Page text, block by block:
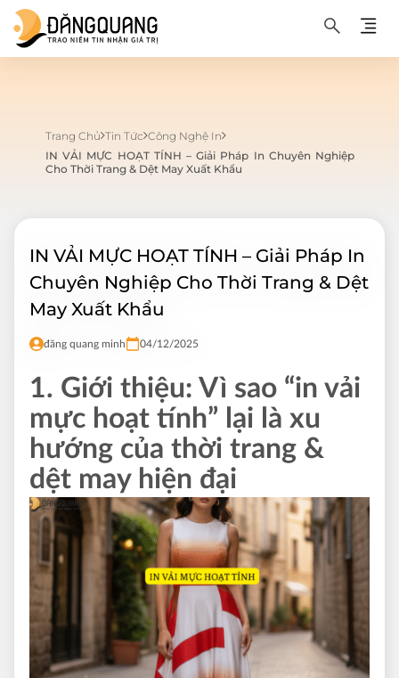
Trang Chủ Tin Tức Công Nghệ In
IN VẢI MỰC HOẠT TÍNH – Giải Pháp In Chuyên Nghiệp
Cho Thời Trang & Dệt May Xuất Khẩu
IN VẢI MỰC HOẠT TÍNH – Giải Pháp In
Chuyên Nghiệp Cho Thời Trang & Dệt
May Xuất Khẩu
đăng quang minh 04/12/2025
1. Giới thiệu: Vì sao “in vải
mực hoạt tính” lại là xu
hướng của thời trang &
dệt may hiện đại